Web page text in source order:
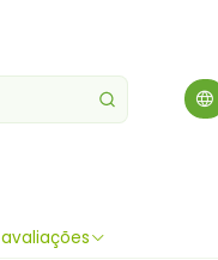
5 avaliações